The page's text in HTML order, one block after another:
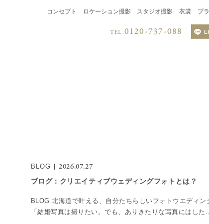
コンセプト ロケーション撮影 スタジオ撮影 衣裳 プ
TEL.0120-737-088
BLOG 2026.07.27
ブログ：クリエイティブウェディングフォトとは？
BLOG 北海道で叶える、自分たちらしいフォトウエディン
「結婚写真は撮りたい。でも、ありきたりな写真にはしたく